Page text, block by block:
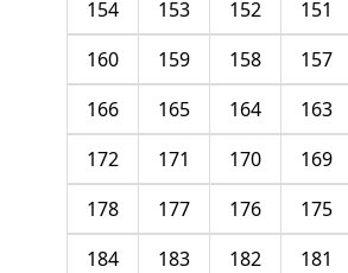
151
152
153
154
157
158
159
160
163
164
165
166
169
170
171
172
175
176
177
178
181
182
183
184